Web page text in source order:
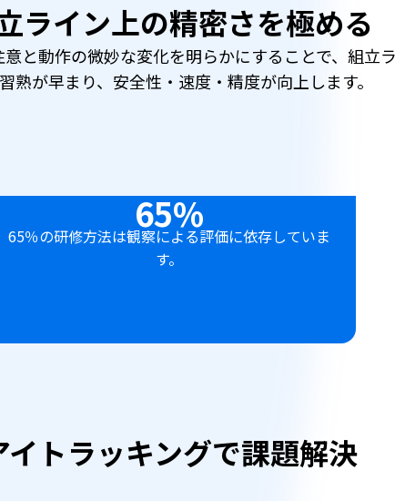
ライン上の精密さを極める
と動作の微妙な変化を明らかにすることで、組立
熟が早まり、安全性・速度・精度が向上します。
65%
65％の研修方法は観察による評価に依存していま
す。
イトラッキングで課題解決